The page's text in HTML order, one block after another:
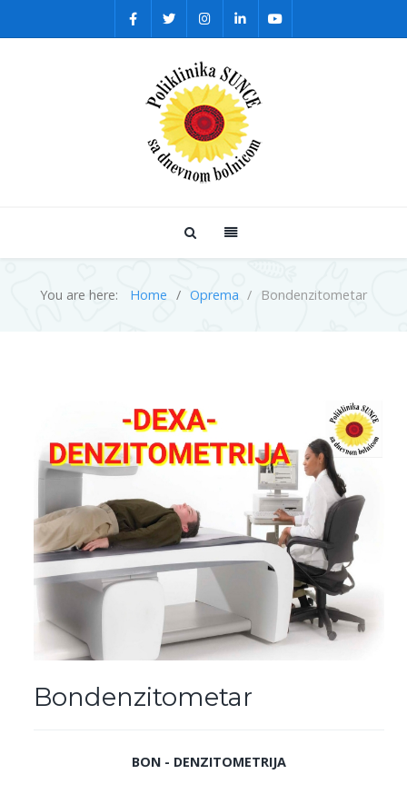
You are here: Home Oprema Bondenzitometar
Bondenzitometar
BON - DENZITOMETRIJA